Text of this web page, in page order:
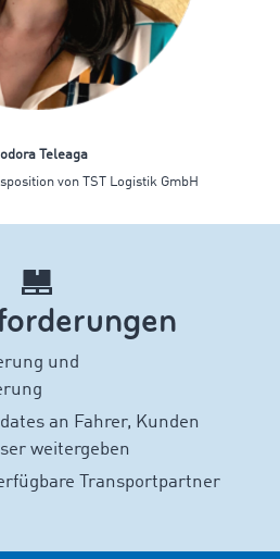
Teleaga
von TST Logistik GmbH
und
an Fahrer, Kunden
weitergeben
Transportpartner